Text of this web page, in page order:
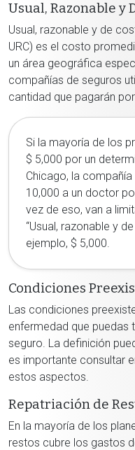
Usual, Razonable y
Usual, razonable y de
URC) es el costo
un área geográfica
compañías de seguros
cantidad que pagarán
Si la mayoría de los
$ 5,000 por un
Chicago, la
10,000 a un doctor
vez de eso, van a
“Usual, razonable y
ejemplo, $ 5,000.
Condiciones
Las condiciones
enfermedad que puedas
seguro. La definición
es importante consultar
estos aspectos.
Repatriación de
En la mayoría de los
restos cubre los gastos